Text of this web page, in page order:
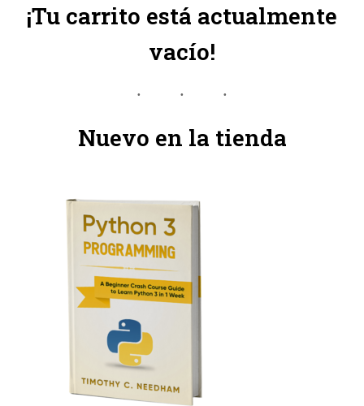
¡Tu carrito está actualmente
vacío!
Nuevo en la tienda